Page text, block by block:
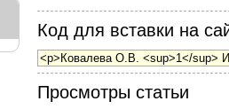
Код для вставки на
Просмотры статьи